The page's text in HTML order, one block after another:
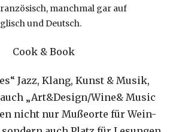
manchmal gar auf
und Deutsch.
Jazz, Klang, Kunst & Musik,
„Art&Design/Wine& Music
nicht nur Mußeorte für Wein-